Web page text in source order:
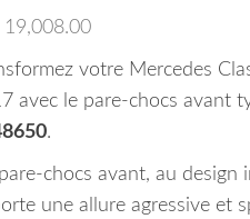
19,008.00
votre Mercedes
avec le pare-chocs avant
.
chocs avant, au
une allure agressive et